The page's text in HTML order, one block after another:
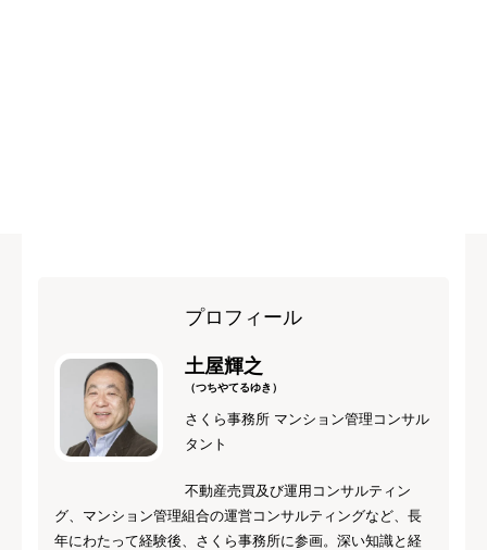
プロフィール
土屋輝之
（つちやてるゆき）
さくら事務所 マンション管理コンサル
タント
不動産売買及び運用コンサルティン
グ、マンション管理組合の運営コンサルティングなど、長
年にわたって経験後、さくら事務所に参画。深い知識と経